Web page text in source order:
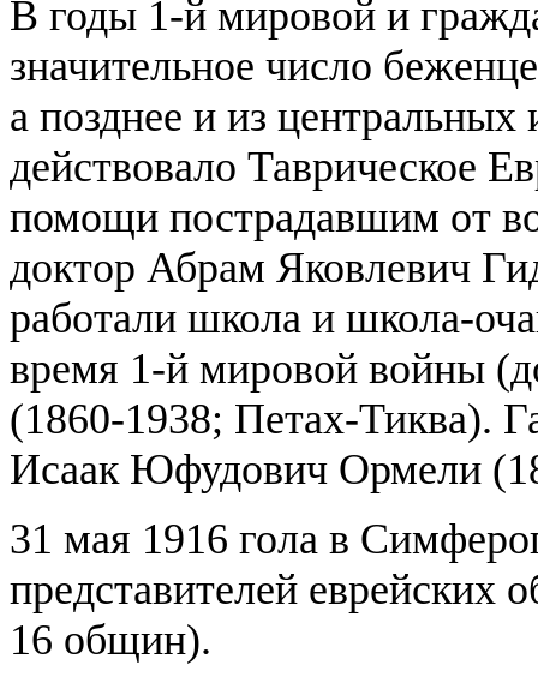
В годы 1-й мировой и
значительное число
а позднее и из
действовало Таврическое
помощи пострадавшим от
доктор Абрам Яковлевич
работали школа и школа-
время 1-й мировой войны
(1860-1938; Петах-Тиква).
Исаак Юфудович Ормели
31 мая 1916 гола в
представителей еврейских
16 общин).